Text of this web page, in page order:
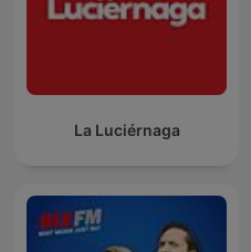
La Luciérnaga